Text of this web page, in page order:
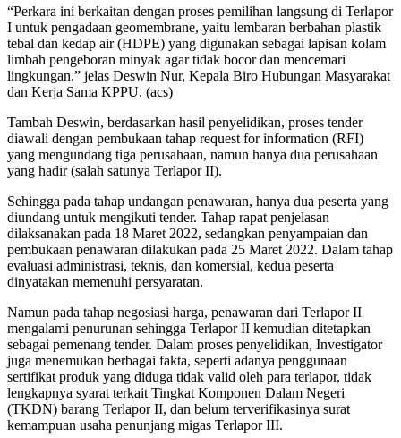
“Perkara ini berkaitan dengan proses pemilihan langsung di Terlapor
I untuk pengadaan geomembrane, yaitu lembaran berbahan plastik
tebal dan kedap air (HDPE) yang digunakan sebagai lapisan kolam
limbah pengeboran minyak agar tidak bocor dan mencemari
lingkungan.” jelas Deswin Nur, Kepala Biro Hubungan Masyarakat
dan Kerja Sama KPPU. (acs)
Tambah Deswin, berdasarkan hasil penyelidikan, proses tender
diawali dengan pembukaan tahap request for information (RFI)
yang mengundang tiga perusahaan, namun hanya dua perusahaan
yang hadir (salah satunya Terlapor II).
Sehingga pada tahap undangan penawaran, hanya dua peserta yang
diundang untuk mengikuti tender. Tahap rapat penjelasan
dilaksanakan pada 18 Maret 2022, sedangkan penyampaian dan
pembukaan penawaran dilakukan pada 25 Maret 2022. Dalam tahap
evaluasi administrasi, teknis, dan komersial, kedua peserta
dinyatakan memenuhi persyaratan.
Namun pada tahap negosiasi harga, penawaran dari Terlapor II
mengalami penurunan sehingga Terlapor II kemudian ditetapkan
sebagai pemenang tender. Dalam proses penyelidikan, Investigator
juga menemukan berbagai fakta, seperti adanya penggunaan
sertifikat produk yang diduga tidak valid oleh para terlapor, tidak
lengkapnya syarat terkait Tingkat Komponen Dalam Negeri
(TKDN) barang Terlapor II, dan belum terverifikasinya surat
kemampuan usaha penunjang migas Terlapor III.